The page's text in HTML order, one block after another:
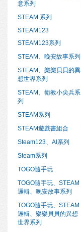
意系列
STEAM 系列
STEAM123
STEAM123系列
STEAM、晚安故事系列
STEAM、樂樂貝貝的異
想世界系列
STEAM、衛教小尖兵系
列
STEAM系列
STEAM遊戲書組合
Steam123、AI系列
Steam系列
TOGO隨手玩
TOGO隨手玩、STEAM
邏輯、晚安故事系列
TOGO隨手玩、STEAM
邏輯、樂樂貝貝的異想
世界系列